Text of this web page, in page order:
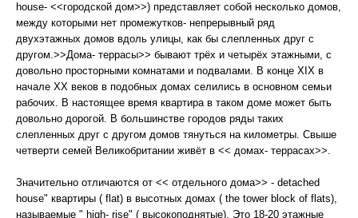
house- <<городской дом>>) представляет собой несколько домов,
между которыми нет промежутков- непрерывный ряд
двухэтажных домов вдоль улицы, как бы слепленных друг с
другом.>>Дома- террасы>> бывают трёх и четырёх этажными, с
довольно просторными комнатами и подвалами. В конце XIX в
начале XX веков в подобных домах селились в основном семьи
рабочих. В настоящее время квартира в таком доме может быть
довольно дорогой. В большинстве городов ряды таких
слепленных друг с другом домов тянуться на километры. Свыше
четверти семей Великобритании живёт в << домах- террасах>>.
Значительно отличаются от << отдельного дома>> - detached
house" квартиры ( flat) в высотных домах ( the tower block of flats),
называемые " high- rise" ( высокоподнятые). Это 18-20 этажные